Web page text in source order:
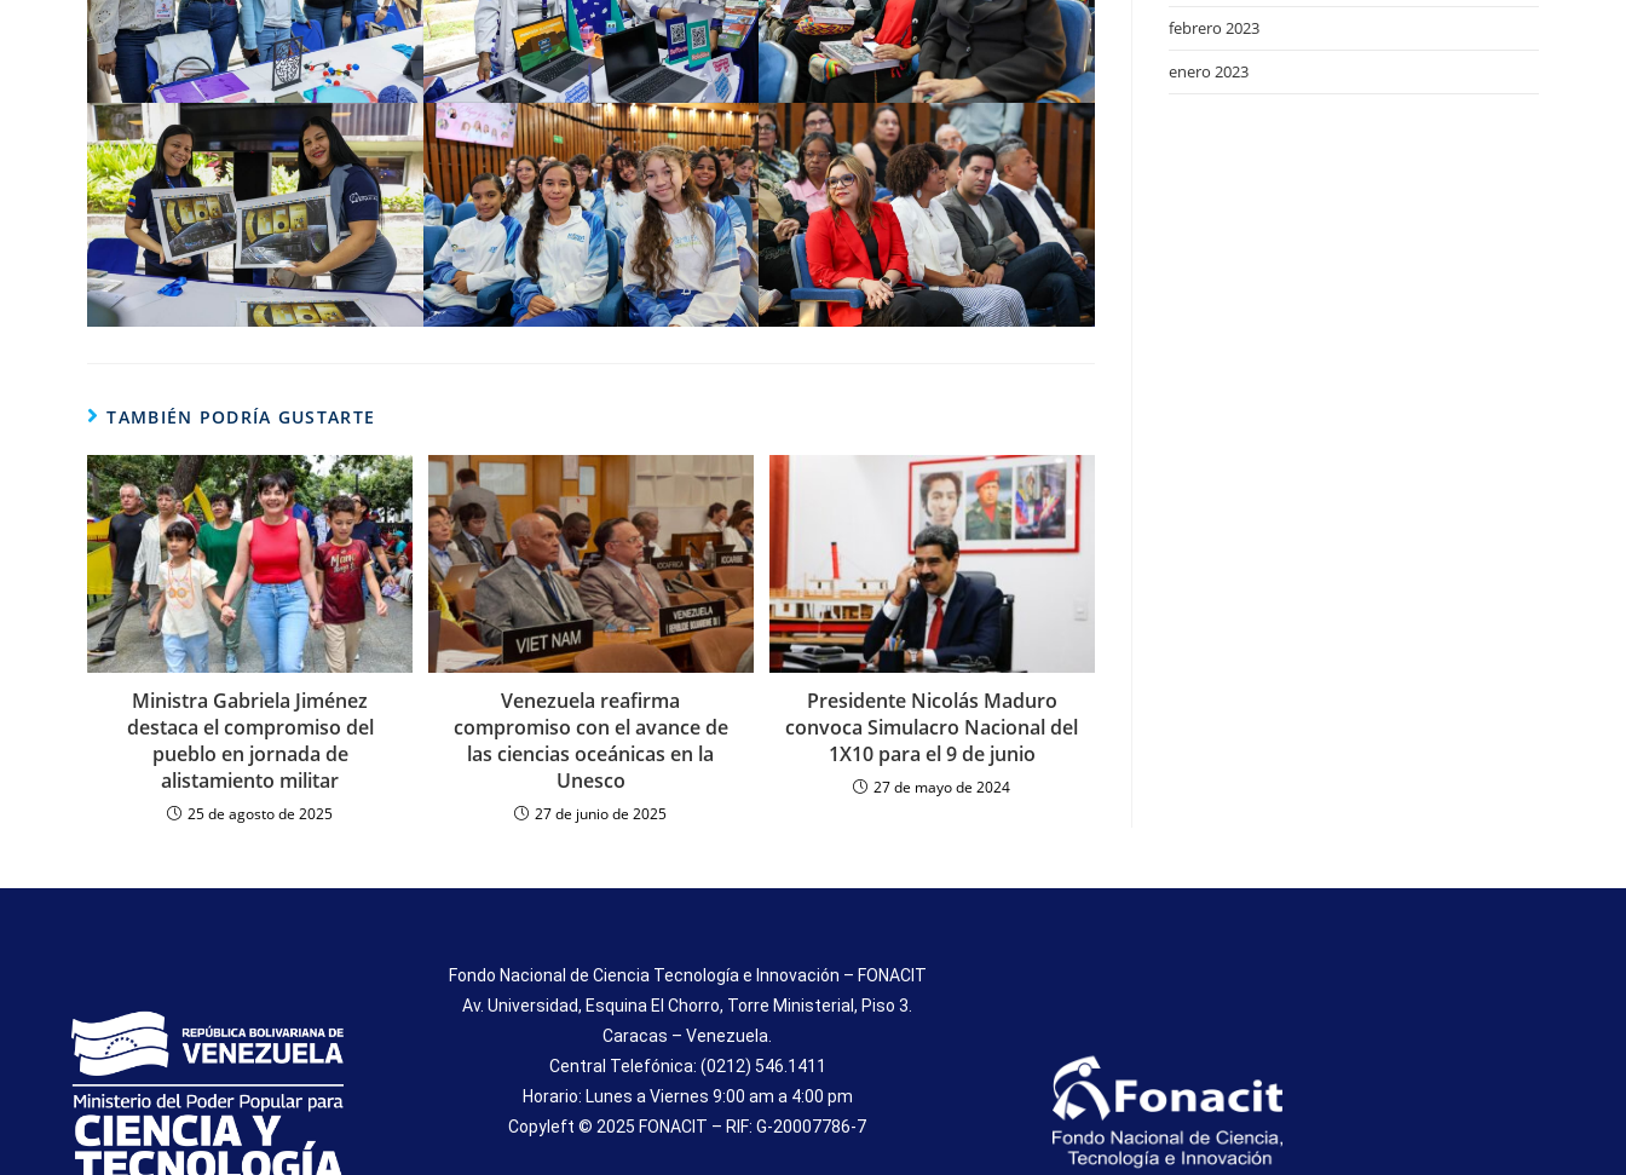
TAMBIÉN PODRÍA GUSTARTE
Ministra Gabriela Jiménez
destaca el compromiso del
pueblo en jornada de
alistamiento militar
25 de agosto de 2025
Venezuela reafirma
compromiso con el avance de
las ciencias oceánicas en la
Unesco
27 de junio de 2025
Presidente Nicolás Maduro
convoca Simulacro Nacional del
1X10 para el 9 de junio
27 de mayo de 2024
febrero 2023
enero 2023
Fondo Nacional de Ciencia Tecnología e Innovación – FONACIT
Av. Universidad, Esquina El Chorro, Torre Ministerial, Piso 3.
Caracas – Venezuela.
Central Telefónica: (0212) 546.1411
Horario: Lunes a Viernes 9:00 am a 4:00 pm
Copyleft © 2025 FONACIT – RIF: G-20007786-7